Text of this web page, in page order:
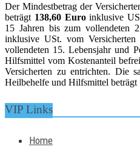
Der Mindestbetrag der
beträgt 138,60 Euroinklusive
15 Jahren bis zum vollendeten
inklusive USt. vom
vollendeten 15. Lebensjahr und
Hilfsmittel vom Kostenanteil
Versicherten zu entrichten. Die
Heilbehelfe und Hilfsmittel beträgt
VIP Links
Home